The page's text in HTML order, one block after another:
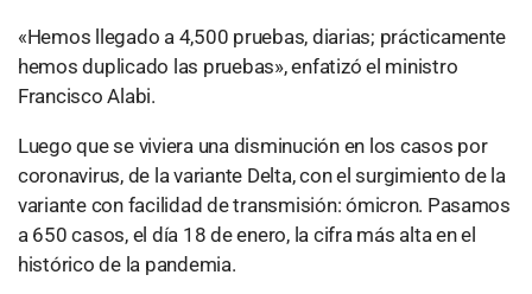
«Hemos llegado a 4,500 pruebas, diarias; prácticamente
hemos duplicado las pruebas», enfatizó el ministro
Francisco Alabi.
Luego que se viviera una disminución en los casos por
coronavirus, de la variante Delta, con el surgimiento de la
variante con facilidad de transmisión: ómicron. Pasamos
a 650 casos, el día 18 de enero, la cifra más alta en el
histórico de la pandemia.